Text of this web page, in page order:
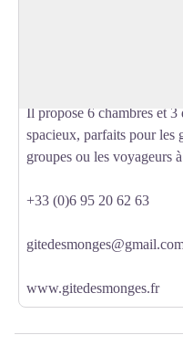
Il propose 6 chambres et 3
spacieux, parfaits pour les
groupes ou les voyageurs
+33 (0)6 95 20 62 63
www.gitedesmonges.fr